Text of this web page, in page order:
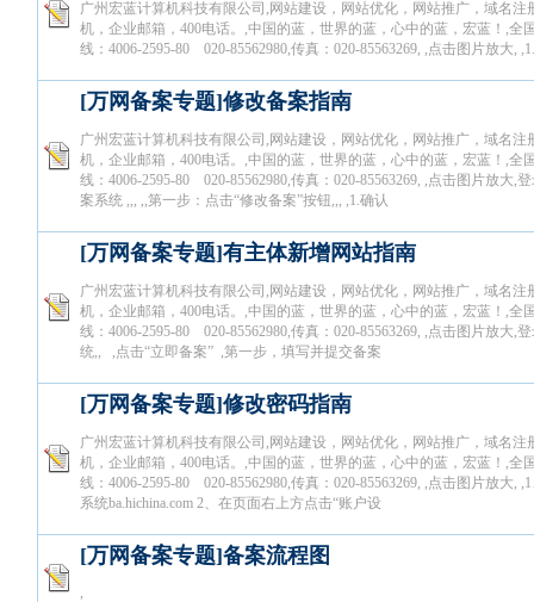
广州宏蓝计算机科技有限公司,网站建设，网站优化，网站推广，域名注
机，企业邮箱，400电话。,中国的蓝，世界的蓝，心中的蓝，宏蓝！,全
线：4006-2595-80 020-85562980,传真：020-85563269, ,点击图片放
[万网备案专题]修改备案指南
广州宏蓝计算机科技有限公司,网站建设，网站优化，网站推广，域名注
机，企业邮箱，400电话。,中国的蓝，世界的蓝，心中的蓝，宏蓝！,全
线：4006-2595-80 020-85562980,传真：020-85563269, ,点击图片放大,
案系统 ,,, ,,第一步：点击“修改备案”按钮,,, ,1.确认
[万网备案专题]有主体新增网站指南
广州宏蓝计算机科技有限公司,网站建设，网站优化，网站推广，域名注
机，企业邮箱，400电话。,中国的蓝，世界的蓝，心中的蓝，宏蓝！,全
线：4006-2595-80 020-85562980,传真：020-85563269, ,点击图片放大,
统,, ,点击“立即备案” ,第一步，填写并提交备案
[万网备案专题]修改密码指南
广州宏蓝计算机科技有限公司,网站建设，网站优化，网站推广，域名注
机，企业邮箱，400电话。,中国的蓝，世界的蓝，心中的蓝，宏蓝！,全
线：4006-2595-80 020-85562980,传真：020-85563269, ,点击图片放大,
系统ba.hichina.com 2、在页面右上方点击“账户设
[万网备案专题]备案流程图
,